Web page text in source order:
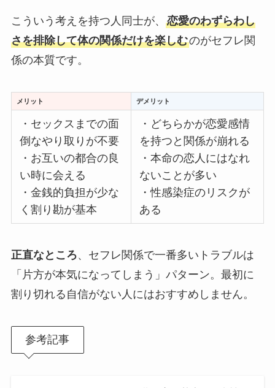
こういう考えを持つ人同士が、 恋愛のわずらわし
さを排除して体の関係だけを楽しむのがセフレ関
係の本質です。
メリット デメリット
・セックスまでの面
倒なやり取りが不要
・お互いの都合の良
い時に会える
・金銭的負担が少な
く割り勘が基本
・どちらかが恋愛感情
を持つと関係が崩れる
・本命の恋人にはなれ
ないことが多い
・性感染症のリスクが
ある
正直なところ、セフレ関係で一番多いトラブルは
「片方が本気になってしまう」パターン。最初に
割り切れる自信がない人にはおすすめしません。
参考記事